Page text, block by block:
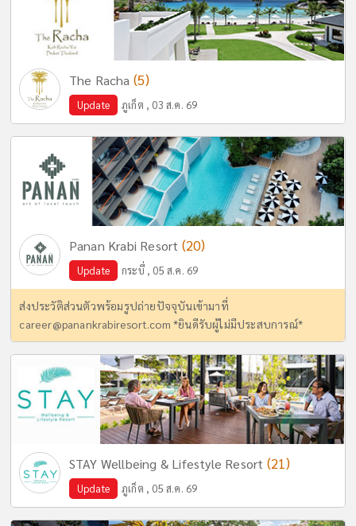
The Racha (5)
Update ภูเก็ต , 03 ส.ค. 69
Panan Krabi Resort (20)
Update กระบี่ , 05 ส.ค. 69
ส่งประวัติส่วนตัวพร้อมรูปถ่ายปัจจุบันเข้ามาที่
career@panankrabiresort.com *ยินดีรับผู้ไม่มีประสบการณ์*
STAY Wellbeing & Lifestyle Resort (21)
Update ภูเก็ต , 05 ส.ค. 69